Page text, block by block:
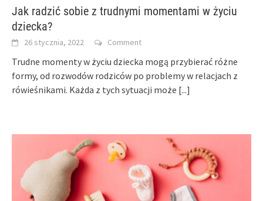
Jak radzić sobie z trudnymi momentami w życiu
dziecka?
26 stycznia, 2022 Comment
Trudne momenty w życiu dziecka mogą przybierać różne
formy, od rozwodów rodziców po problemy w relacjach z
rówieśnikami. Każda z tych sytuacji może [...]